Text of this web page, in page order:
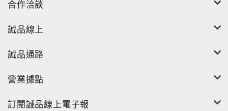
合作洽談
誠品線上
誠品通路
營業據點
訂閱誠品線上電子報